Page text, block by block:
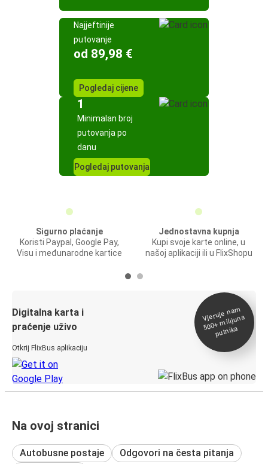
Najjeftinije
putovanje
od 89,98 €
Pogledaj cijene
1
Minimalan broj
putovanja po
danu
Pogledaj putovanja
Sigurno plaćanje
Koristi Paypal, Google Pay,
Visu i međunarodne kartice
Jednostavna kupnja
Kupi svoje karte online, u
našoj aplikaciji ili u FlixShopu
Digitalna karta i
praćenje uživo
Otkrij FlixBus aplikaciju
Vjeruje na
m
500+
milijuna
putnika
Na ovoj stranici
Autobusne postaje
Odgovori na česta pitanja